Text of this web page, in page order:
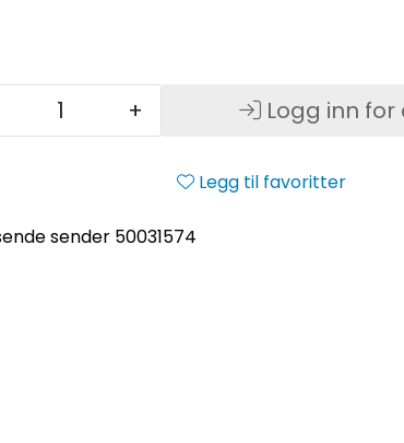
+ Logg inn for
Legg til favoritter
sender 50031574